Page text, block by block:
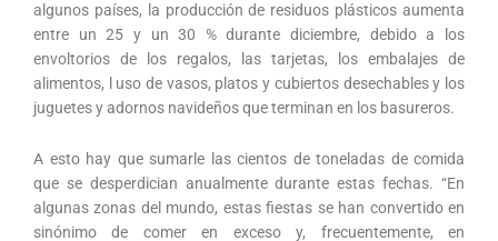
algunos países, la producción de residuos plásticos aumenta
entre un 25 y un 30 % durante diciembre, debido a los
envoltorios de los regalos, las tarjetas, los embalajes de
alimentos, l uso de vasos, platos y cubiertos desechables y los
juguetes y adornos navideños que terminan en los basureros.
A esto hay que sumarle las cientos de toneladas de comida
que se desperdician anualmente durante estas fechas. “En
algunas zonas del mundo, estas fiestas se han convertido en
sinónimo de comer en exceso y, frecuentemente, en